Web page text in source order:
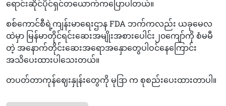
ရောင်းဆိုင်ပိုင်ရှင်တယောက်ကပြောပါတယ်။
စစ်ကောင်စီရဲ့ကျန်းမာရေးဌာန FDA ဘက်ကလည်း ယခုမေလ
ထဲမှာ မြန်မာတိုင်ရင်းဆေးအမျိုးအစားပေါင်း၂၀ကျော်ကို စံမမီ
တဲ့ အနောက်တိုင်းဆေးအရောအနှောတွေပါဝင်နေကြောင်း
အသိပေးထားပါသေးတယ်။
တပတ်တာကုန်ဈေးနှုန်းတွေကို မုဒြာ က စုစည်းပေးထားတာပါ။